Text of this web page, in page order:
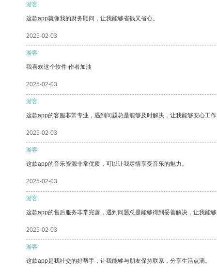
游客
这款app就像我的财务顾问，让我能够省钱又省心。
2025-02-03
游客
我喜欢这个软件 作者加油
2025-02-03
游客
这款app的客服非常专业，遇到问题总是能够及时解决，让我能够安心工作
2025-02-03
游客
这款app的音乐资源非常优质，可以让我尽情享受音乐的魅力。
2025-02-03
游客
这款app的售后服务非常完善，遇到问题总是能够得到妥善解决，让我能够
2025-02-03
游客
这款app是我社交的好帮手，让我能够与朋友保持联系，分享生活点滴。